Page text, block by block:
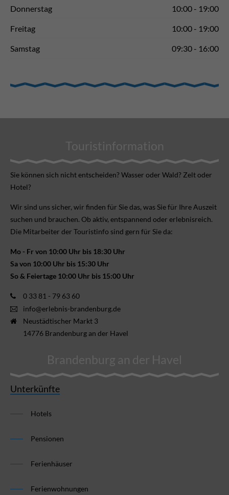
Donnerstag 10:00 - 19:00
Freitag 10:00 - 19:00
Samstag 09:30 - 16:00
Touristinformation
Sie können sich nicht ent­scheiden? Wasser oder Wald? Zelt oder
Hotel?
Wir sind uns sicher, wir finden für Sie das, was Sie für Ihre Aus­zeit
suchen und brauchen. Ob aktiv, ent­spannend oder erlebnis­reich.
Die Mitarbeiter der Touristinfo sind gern für Sie da:
Mo - Fr von 10:00 Uhr bis 18:30 Uhr
Sa von 10:00 Uhr bis 15:30 Uhr
So & Feiertage 10:00 Uhr bis 15:00 Uhr
0 33 81 - 79 63 60
info@erlebnis-brandenburg.de
Neustädtischer Markt 3
14776 Brandenburg an der Havel
Brandenburg an der Havel
Unterkünfte
Hotels
Pensionen
Ferienhäuser
Ferienwohnungen